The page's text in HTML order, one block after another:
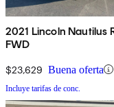
2021 Lincoln Nautilus
FWD
$23,629 Buena oferta
Incluye tarifas de conc.